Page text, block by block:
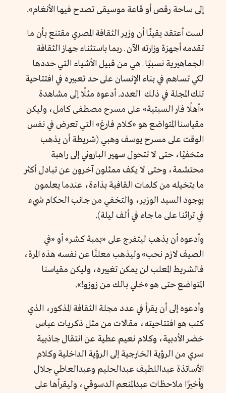
إلى ساحة رقص أو قاعة موسيقى تصدح فيها الأنغام».
لست أعتقد يقينًا أن وزير الثقافة المصري مقتنع بأن ما
تقدمه أجهزة وزارته الآن ـ ربما باستثناء جهاز الثقافة
الجماهيرية نسبيًا ـ هي من قبيل الأشياء التي حددها
لكي تساهم في بناء الإنسان على حد تعبيره في افتتاحية
تلك المجلة في ذلك العدد. أدعوه مثلًا إلى مشاهدة
«أهلًا فار السبتية» على مسرح مصطفى كامل، وليكن
مقياسنا المتواضع هو «كلام فارغ» التي تعرض في نفس
الوقت على مسرح يوسف وهبي (شريطة أن يذهب
متخفيََا، حتى لا تتحول سهير الباروني إلى راهبة
محتشمة، وحتى لا يكف ممثلون آخرون عن تبادل أكثر
ما يتخيله من كلمات القافية بذاءة، عندما يعلمون
بوجود السيد الوزير، والتخفي من جانب الحكام شيء
في تراثنا على ما جاء في ألف ليلة).
وأدعوه أن يذهب ليتفرج على «بمبة كشر» أو «في
الصيف لازم نحب» وليذهب معلنََا عن نفسه هذه المرة،
فالشريط المعلب لن يمكن تغييره، وليكن مقياسنا
المتواضع حتى هو «خلي بالك من زوزو!».
وأدعوه إلى أن يقرأ في عدد مجلة الثقافة المذكور، الذي
كتب هو افتتاحيته، مقالات من مثل ذكريات عباس
خضر الأدبية، وكلام نعيم عطية عن انتقال جاذبية
سري من الرؤية الخارجية إلى الرؤية الداخلية وكلام
الأساتذة عبداللطيف عبدالحليم وعبدالعاطي جلال
وأخيرًا ملاحظات عبدالمنعم الدسوقي، وليقرأها على